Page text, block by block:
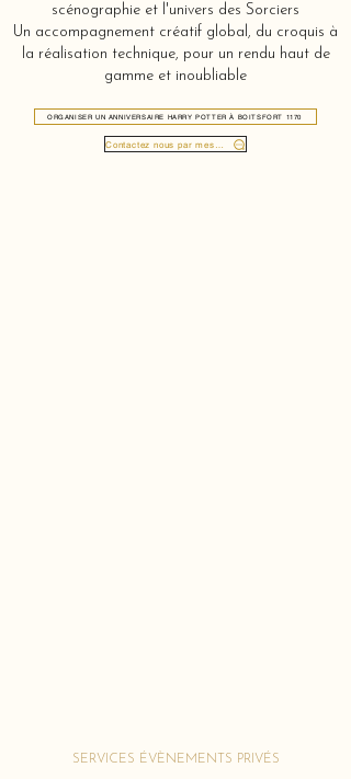
scénographie et l'univers des Sorciers
Un accompagnement créatif global, du croquis à
la réalisation technique, pour un rendu haut de
gamme et inoubliable
ORGANISER UN ANNIVERSAIRE HARRY POTTER À BOITSFORT 1170
SERVICES ÉVÈNEMENTS PRIVÉS